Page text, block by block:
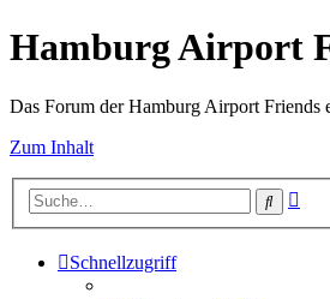
Hamburg Airport
Das Forum der Hamburg Airport Friends
Zum Inhalt
Suche
Schnellzugriff